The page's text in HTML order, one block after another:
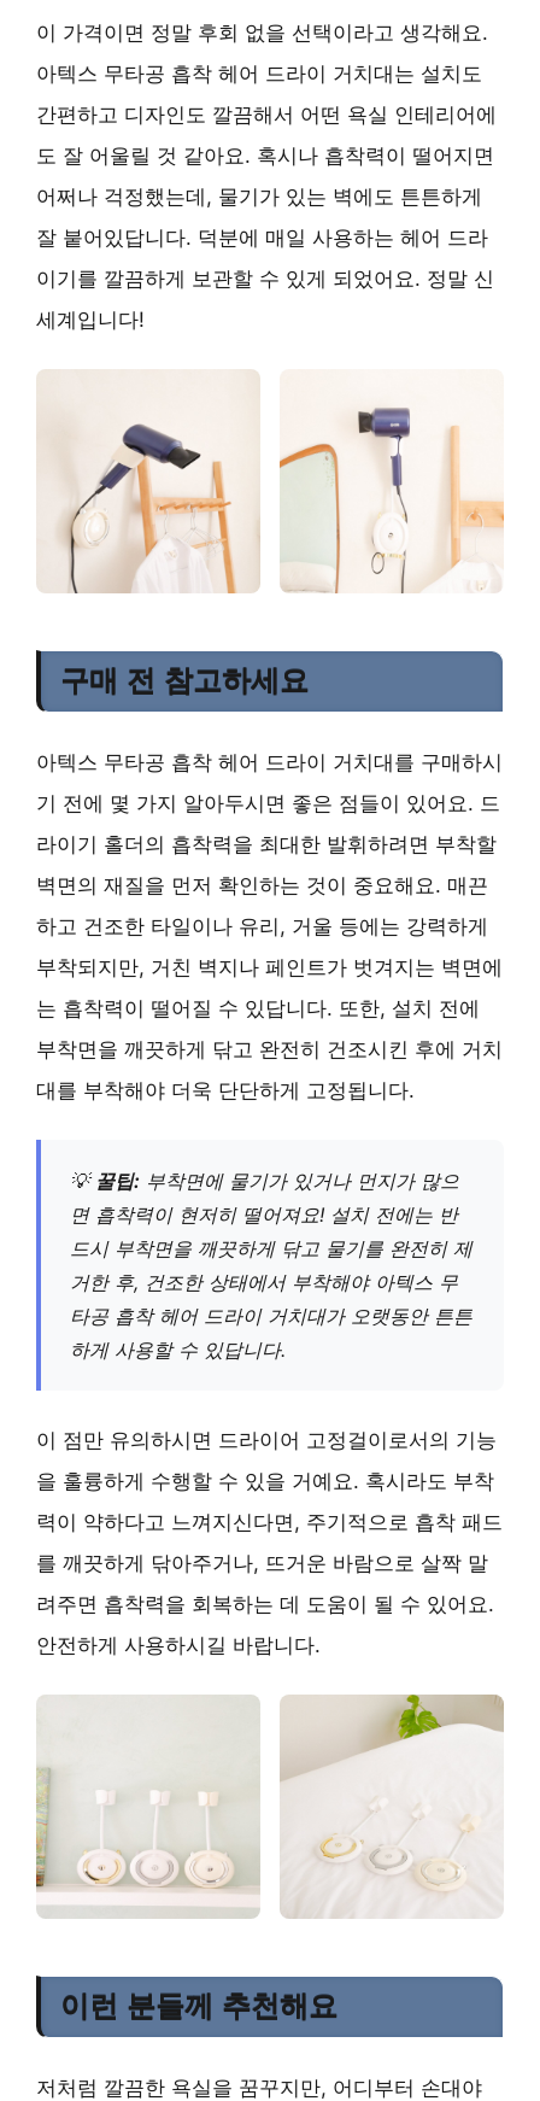
이 가격이면 정말 후회 없을 선택이라고 생각해요.
아텍스 무타공 흡착 헤어 드라이 거치대는 설치도
간편하고 디자인도 깔끔해서 어떤 욕실 인테리어에
도 잘 어울릴 것 같아요. 혹시나 흡착력이 떨어지면
어쩌나 걱정했는데, 물기가 있는 벽에도 튼튼하게
잘 붙어있답니다. 덕분에 매일 사용하는 헤어 드라
이기를 깔끔하게 보관할 수 있게 되었어요. 정말 신
세계입니다!
구매 전 참고하세요
아텍스 무타공 흡착 헤어 드라이 거치대를 구매하시
기 전에 몇 가지 알아두시면 좋은 점들이 있어요. 드
라이기 홀더의 흡착력을 최대한 발휘하려면 부착할
벽면의 재질을 먼저 확인하는 것이 중요해요. 매끈
하고 건조한 타일이나 유리, 거울 등에는 강력하게
부착되지만, 거친 벽지나 페인트가 벗겨지는 벽면에
는 흡착력이 떨어질 수 있답니다. 또한, 설치 전에
부착면을 깨끗하게 닦고 완전히 건조시킨 후에 거치
대를 부착해야 더욱 단단하게 고정됩니다.
💡 꿀팁: 부착면에 물기가 있거나 먼지가 많으
면 흡착력이 현저히 떨어져요! 설치 전에는 반
드시 부착면을 깨끗하게 닦고 물기를 완전히 제
거한 후, 건조한 상태에서 부착해야 아텍스 무
타공 흡착 헤어 드라이 거치대가 오랫동안 튼튼
하게 사용할 수 있답니다.
이 점만 유의하시면 드라이어 고정걸이로서의 기능
을 훌륭하게 수행할 수 있을 거예요. 혹시라도 부착
력이 약하다고 느껴지신다면, 주기적으로 흡착 패드
를 깨끗하게 닦아주거나, 뜨거운 바람으로 살짝 말
려주면 흡착력을 회복하는 데 도움이 될 수 있어요.
안전하게 사용하시길 바랍니다.
이런 분들께 추천해요
저처럼 깔끔한 욕실을 꿈꾸지만, 어디부터 손대야